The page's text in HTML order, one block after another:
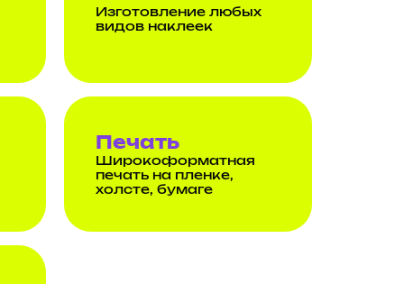
Изготовление любых
видов наклеек
Печать
Широкоформатная
печать на пленке,
холсте, бумаге